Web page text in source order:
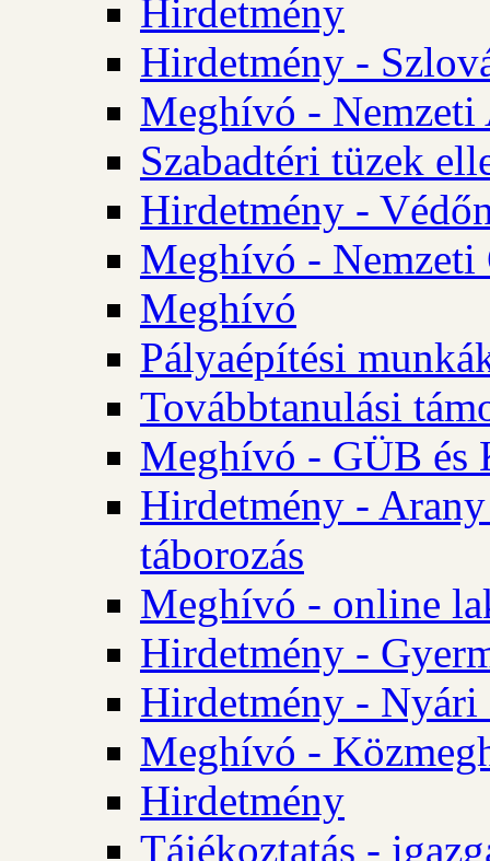
Hirdetmény
Hirdetmény -
Meghívó - Nemzeti
Szabadtéri tüzek
Hirdetmény -
Meghívó - Nemzeti
Meghívó
Pályaépítési
Továbbtanulási
Meghívó - GÜB és
Hirdetmény - Arany
táborozás
Meghívó - online
Hirdetmény -
Hirdetmény - Nyári
Meghívó -
Hirdetmény
Tájékoztatás -